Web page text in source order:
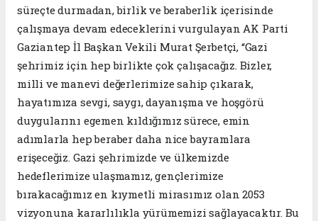
süreçte durmadan, birlik ve beraberlik içerisinde
çalışmaya devam edeceklerini vurgulayan AK Parti
Gaziantep İl Başkan Vekili Murat Şerbetçi, “Gazi
şehrimiz için hep birlikte çok çalışacağız. Bizler,
milli ve manevi değerlerimize sahip çıkarak,
hayatımıza sevgi, saygı, dayanışma ve hoşgörü
duygularını egemen kıldığımız sürece, emin
adımlarla hep beraber daha nice bayramlara
erişeceğiz. Gazi şehrimizde ve ülkemizde
hedeflerimize ulaşmamız, gençlerimize
bırakacağımız en kıymetli mirasımız olan 2053
vizyonuna kararlılıkla yürümemizi sağlayacaktır. Bu